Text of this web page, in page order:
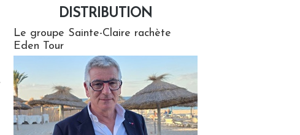
DISTRIBUTION
Le groupe Sainte-Claire rachète
Eden Tour